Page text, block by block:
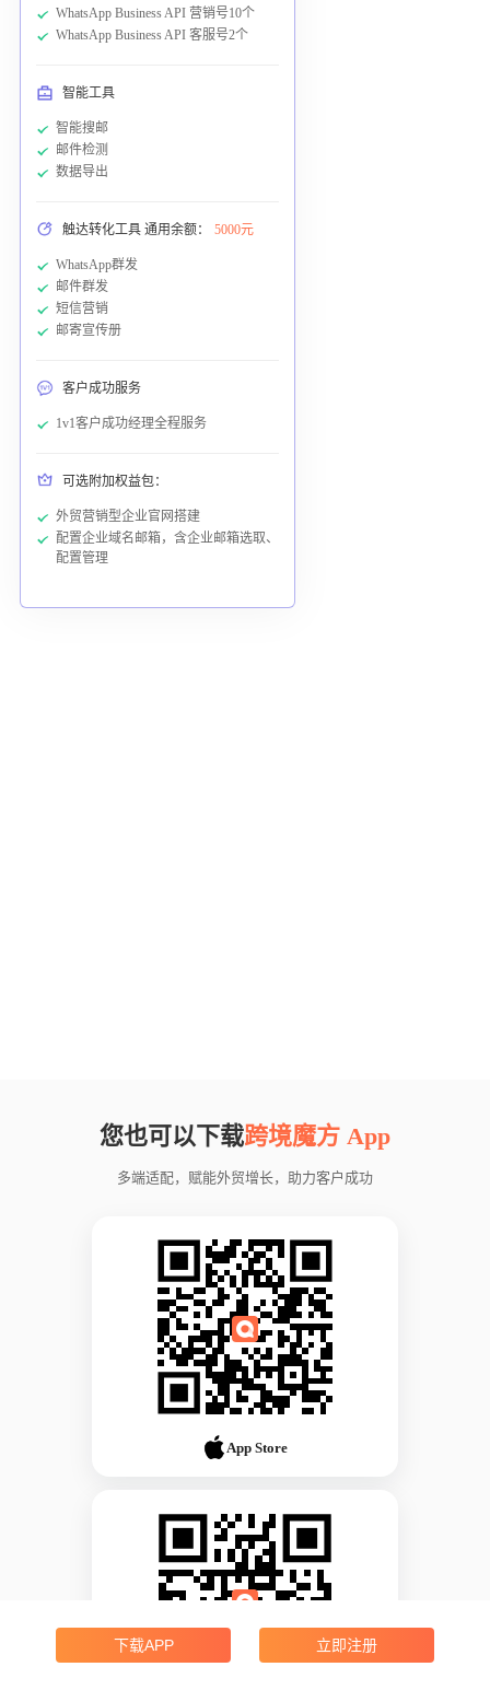
WhatsApp Business API 营销号10个
WhatsApp Business API 客服号2个
智能工具
智能搜邮
邮件检测
数据导出
触达转化工具 通用余额： 5000元
WhatsApp群发
邮件群发
短信营销
邮寄宣传册
客户成功服务
1v1客户成功经理全程服务
可选附加权益包：
外贸营销型企业官网搭建
配置企业域名邮箱，含企业邮箱选取、
配置管理
您也可以下载跨境魔方 App
多端适配，赋能外贸增长，助力客户成功
App Store
下载APP 立即注册